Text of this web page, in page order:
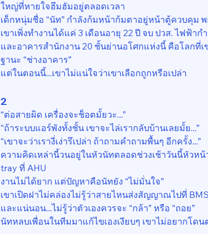
ใหญ่ที่หายใจฮึมฮัมอยู่ตลอดเวลา
เด็กหนุ่มชื่อ “นัท” กำลังก้มหน้าก้มตาอยู่หน้าตู้ควบคุม
เขาเพิ่งทำงานได้แค่ 3 เดือนอายุ 22 ปี จบ ปวส. ไฟฟ้า
และอาคารสำนักงาน 20 ชั้นย่านอโศกแห่งนี้ คือโลกที่
ฐานะ “ช่างอาคาร”
แต่ในตอนนี้...เขาไม่แน่ใจว่าเขาเลือกถูกหรือเปล่า
2
“ต่อสายผิด เครื่องจะช็อตมั้ยวะ...”
“ถ้าระบบแอร์พังทั้งชั้น เขาจะไล่เรากลับบ้านเลยมั้ย...”
“เขาจะว่าเรางี่เง่ารึเปล่า ถ้าถามคำถามพื้นๆ อีกครั้ง...”
ความคิดเหล่านี้วนอยู่ในหัวนัทตลอดช่วงเช้าวันนี้หัวหน้
tray ที่ AHU
งานไม่ได้ยาก แต่ปัญหาคือนัทยัง “ไม่มั่นใจ”
เขาเปิดฝาไม่คล่องไม่รู้ว่าสายไหนส่งสัญญาณไปที่
และแน่นอน...ไม่รู้ว่าตัวเองควรจะ “กล้า” หรือ “ถอย”
นัทหลบเพื่อนในทีมมาแก้ไขเองเงียบๆ เขาไม่อยากโด